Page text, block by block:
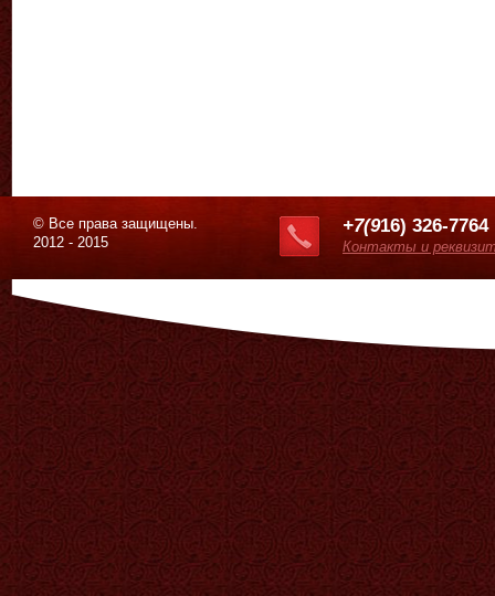
© Все права защищены.
2012 - 2015
+7(916) 326-7764
Контакты и